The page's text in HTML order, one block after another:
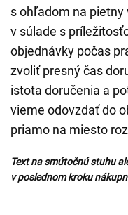
s ohľadom na pietny
v súlade s
objednávky počas
zvoliť presný čas
istota doručenia a
vieme odovzdať do
priamo na miesto
Text na smútočnú stuhu
v poslednom kroku